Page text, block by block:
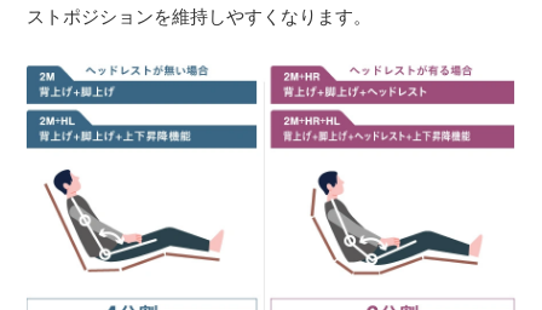
ストポジションを維持しやすくなります。